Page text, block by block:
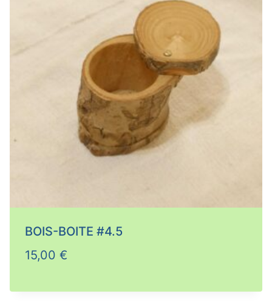
BOIS-BOITE #4.5
15,00 €